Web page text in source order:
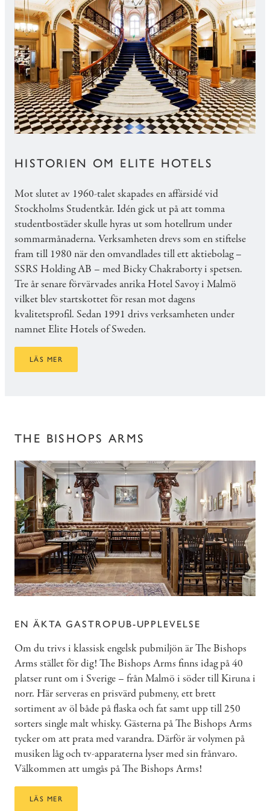
HISTORIEN OM ELITE HOTELS
Mot slutet av 1960-talet skapades en affärsidé vid
Stockholms Studentkår. Idén gick ut på att tomma
studentbostäder skulle hyras ut som hotellrum under
sommarmånaderna. Verksamheten drevs som en stiftelse
fram till 1980 när den omvandlades till ett aktiebolag –
SSRS Holding AB – med Bicky Chakraborty i spetsen.
Tre år senare förvärvades anrika Hotel Savoy i Malmö
vilket blev startskottet för resan mot dagens
kvalitetsprofil. Sedan 1991 drivs verksamheten under
namnet Elite Hotels of Sweden.
LÄS MER
THE BISHOPS ARMS
EN ÄKTA GASTROPUB-UPPLEVELSE
Om du trivs i klassisk engelsk pubmiljön är The Bishops
Arms stället för dig! The Bishops Arms finns idag på 40
platser runt om i Sverige – från Malmö i söder till Kiruna i
norr. Här serveras en prisvärd pubmeny, ett brett
sortiment av öl både på flaska och fat samt upp till 250
sorters single malt whisky. Gästerna på The Bishops Arms
tycker om att prata med varandra. Därför är volymen på
musiken låg och tv-apparaterna lyser med sin frånvaro.
Välkommen att umgås på The Bishops Arms!
LÄS MER